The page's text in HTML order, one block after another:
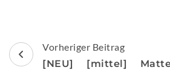
Beitragsnavigation
Vorheriger Beitrag
[NEU] [mittel]